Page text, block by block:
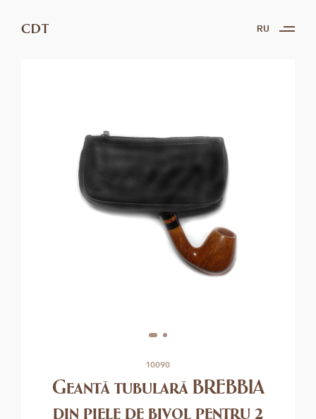
CDT RU
10090
Geantă tubulară BREBBIA
din piele de bivol pentru 2